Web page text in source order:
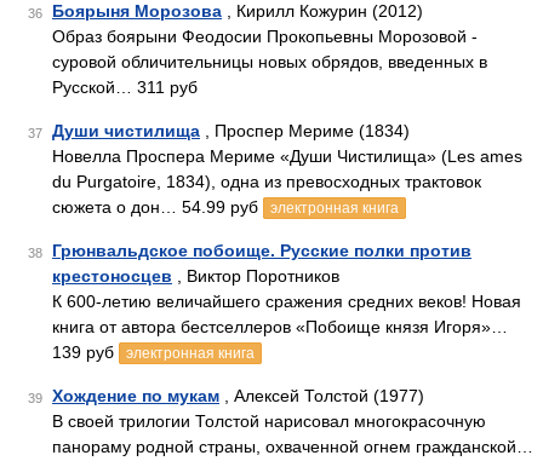
36 Боярыня Морозова , Кирилл Кожурин (2012)
Образ боярыни Феодосии Прокопьевны Морозовой -
суровой обличительницы новых обрядов, введенных в
Русской… 311 руб
37 Души чистилища , Проспер Мериме (1834)
Новелла Проспера Мериме «Души Чистилища» (Les ames
du Purgatoire, 1834), одна из превосходных трактовок
сюжета о дон… 54.99 руб
электронная книга
38
Грюнвальдское побоище. Русские полки против
крестоносцев , Виктор Поротников
К 600-летию величайшего сражения средних веков! Новая
книга от автора бестселлеров «Побоище князя Игоря»…
139 руб
электронная книга
39 Хождение по мукам , Алексей Толстой (1977)
В своей трилогии Толстой нарисовал многокрасочную
панораму родной страны, охваченной огнем гражданской…